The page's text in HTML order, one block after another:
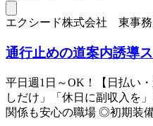
エクシード株式会社 東事
通行止めの道案内誘導
平日週1日～OK！【日払い
しだけ」「休日に副収入を
関係も安心の職場 ◎初期装